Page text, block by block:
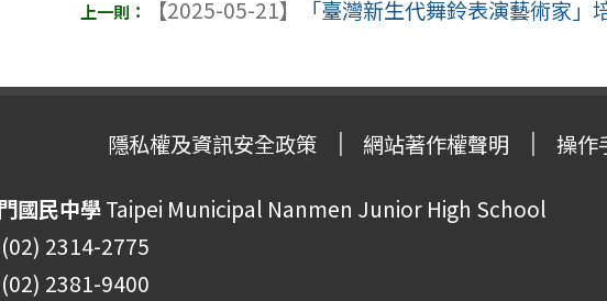
【2025-05-21】
「臺灣新生代舞鈴表演藝術家」
隱私權及資訊安全政策 網站著作權聲明 操作
國民中學Taipei Municipal Nanmen Junior High School
2314-2775
2381-9400